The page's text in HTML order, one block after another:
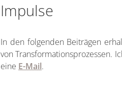
Impulse
In den folgenden Beiträgen
von Transformationsprozessen.
eine E-Mail.